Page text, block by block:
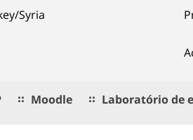
Syria
Moodle Laboratório de